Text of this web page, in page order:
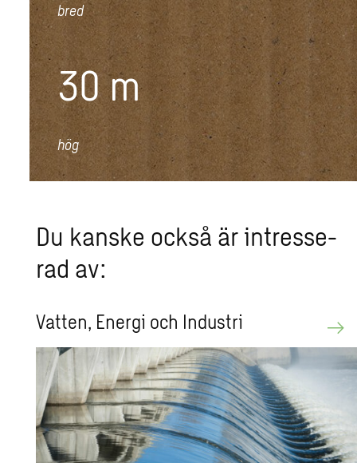
bred
30m
hög
Du kanske också är in­tres­se­
rad av:
Vat­ten, Ener­gi och In­du­stri